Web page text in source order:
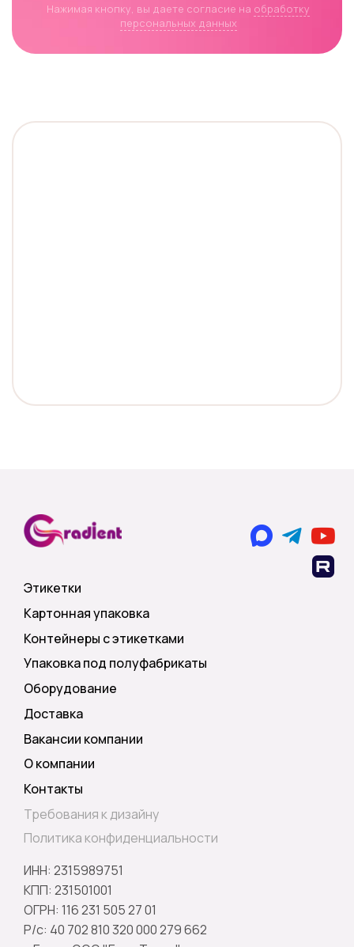
Нажимая кнопку, вы даете согласие на обработку
персональных данных
Этикетки
Картонная упаковка
Контейнеры с этикетками
Упаковка под полуфабрикаты
Оборудование
Доставка
Вакансии компании
О компании
Контакты
Требования к дизайну
Политика конфиденциальности
ИНН: 2315989751
КПП: 231501001
ОГРН: 116 231 505 27 01
Р/с: 40 702 810 320 000 279 662